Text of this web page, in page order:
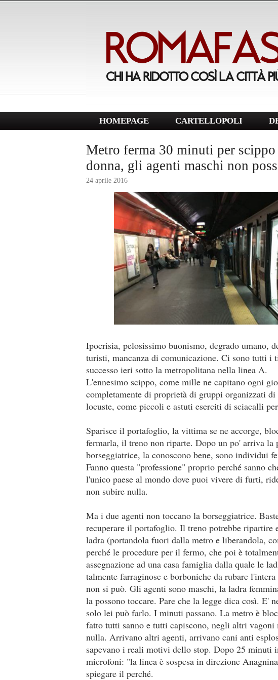
HOMEPAGE CARTELLOPOLI
Metro ferma 30 minuti per scippo
donna, gli agenti maschi non
24 aprile 2016
Ipocrisia, pelosissimo buonismo, degrado umano,
turisti, mancanza di comunicazione. Ci sono tutti i
successo ieri sotto la metropolitana nella linea A.
L'ennesimo scippo, come mille ne capitano ogni
completamente di proprietà di gruppi organizzati
locuste, come piccoli e astuti eserciti di sciacalli
Sparisce il portafoglio, la vittima se ne accorge,
fermarla, il treno non riparte. Dopo un po' arriva la
borseggiatrice, la conoscono bene, sono individui
Fanno questa "professione" proprio perché sanno
l'unico paese al mondo dove puoi vivere di furti,
non subire nulla.
Ma i due agenti non toccano la borseggiatrice.
recuperare il portafoglio. Il treno potrebbe ripartire
ladra (portandola fuori dalla metro e liberandola,
perché le procedure per il fermo, che poi è
assegnazione ad una casa famiglia dalla quale le
talmente farraginose e borboniche da rubare
non si può. Gli agenti sono maschi, la ladra
la possono toccare. Pare che la legge dica così. E'
solo lei può farlo. I minuti passano. La metro è
fatto tutti sanno e tutti capiscono, negli altri vagoni
nulla. Arrivano altri agenti, arrivano cani anti
sapevano i reali motivi dello stop. Dopo 25 minuti
microfoni: "la linea è sospesa in direzione
spiegare il perché.